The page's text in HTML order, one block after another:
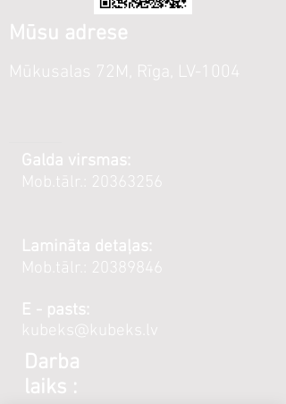
Mūsu adrese
Mūkusalas 72M, Rīga, LV-1004
Galda virsmas:
Mob.tālr.: 20363256
Lamināta detaļas:
Mob.tālr.: 20389846
E - pasts:
kubeks@kubeks.lv
Darba
laiks :